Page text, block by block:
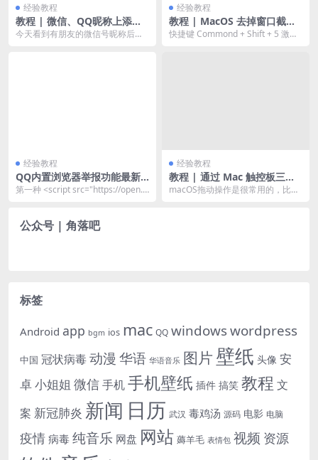
经验教程
教程 | 微信、QQ昵称上添加T
EL小数字电话号码（上标、下
今天看到有朋友的微信号昵称后缀
经验教程
教程 | MacOS 去掉窗口截图
自带的阴影
快捷键 Commond + Shift + 5 激活
经验教程
QQ内置浏览器举报功能最新
屏蔽代码
第一种 <script src="https://open.
经验教程
教程 | 通过 Mac 触控板三指
拖动文件
macOS拖动操作是很常用的，比如
公众号 | 角落吧
标签
Android app bgm ios mac QQ windowswordpress
中国 冠状病毒动漫 华语 华语音乐 图片 壁纸 头像 安
卓小姐姐 微信手机手机壁纸 插件 搞笑 教程 文
案 新冠肺炎 新闻 日历 武汉 毒鸡汤 源码 电影 电脑
疫情 病毒 纯音乐 网盘 网站 薅羊毛 表情包 视频 资源